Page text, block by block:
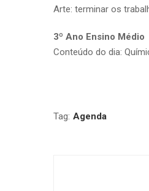
Arte: terminar os
3º Ano Ensino Médio
Conteúdo do dia:
Tag: Agenda